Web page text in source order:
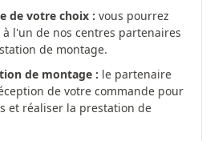
de votre choix : vous pourrez
l'un de nos centres partenaires
de montage.
de montage : le partenaire
de votre commande pour
et réaliser la prestation de